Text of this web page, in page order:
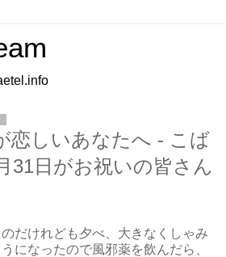
恋しいあなたへ - こば
31日がお祝いの皆さん
だけれども夕べ、大きなくしゃみ
になったので風邪薬を飲んだら、